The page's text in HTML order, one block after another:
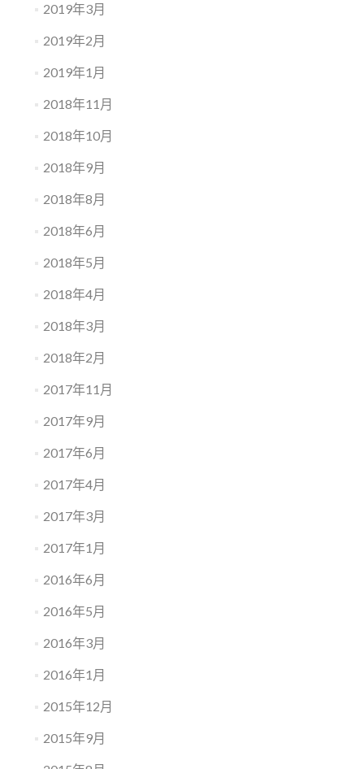
2019年3月
2019年2月
2019年1月
2018年11月
2018年10月
2018年9月
2018年8月
2018年6月
2018年5月
2018年4月
2018年3月
2018年2月
2017年11月
2017年9月
2017年6月
2017年4月
2017年3月
2017年1月
2016年6月
2016年5月
2016年3月
2016年1月
2015年12月
2015年9月